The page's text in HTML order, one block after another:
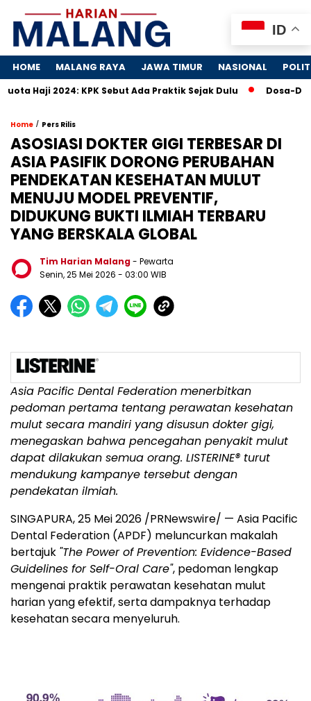
HOME MALANG RAYA JAWA TIMUR NASIONAL
2024: KPK Sebut Ada Praktik Sejak Dulu Dosa-Dosa 4
Home / Pers Rilis
ASOSIASI DOKTER GIGI TERBESAR DI
ASIA PASIFIK DORONG PERUBAHAN
PENDEKATAN KESEHATAN MULUT
MENUJU MODEL PREVENTIF,
DIDUKUNG BUKTI ILMIAH TERBARU
YANG BERSKALA GLOBAL
Tim Harian Malang- Pewarta
Senin, 25 Mei 2026 - 03:00 WIB
Asia Pacific Dental Federation menerbitkan
pedoman pertama tentang perawatan kesehatan
mulut secara mandiri yang disusun dokter gigi,
menegaskan bahwa pencegahan penyakit mulut
dapat dilakukan semua orang. LISTERINE® turut
mendukung kampanye tersebut dengan
pendekatan ilmiah.
SINGAPURA,25 Mei 2026 /PRNewswire/ — Asia Pacific
Dental Federation (APDF) meluncurkan makalah
bertajuk "The Power of Prevention: Evidence-Based
Guidelines for Self-Oral Care", pedoman lengkap
mengenai praktik perawatan kesehatan mulut
harian yang efektif, serta dampaknya terhadap
kesehatan secara menyeluruh.
ID